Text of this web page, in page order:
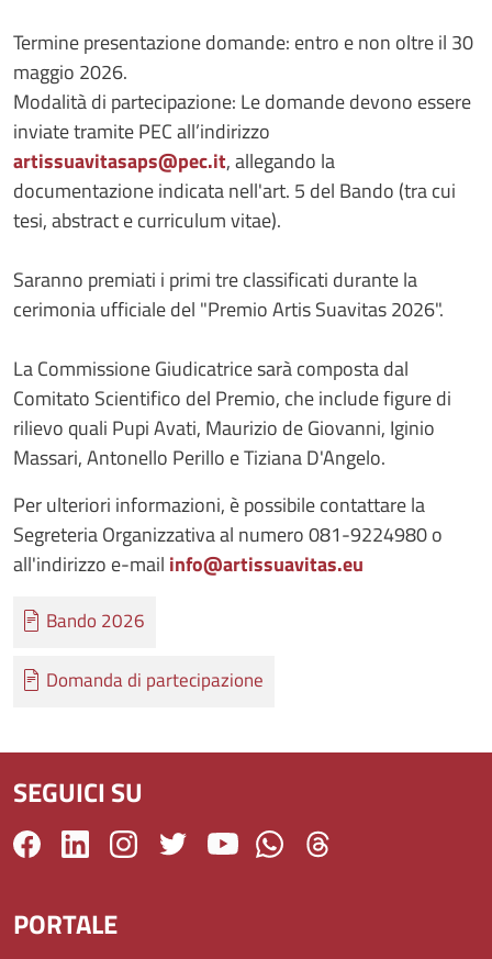
Termine presentazione domande: entro e non oltre il 30
maggio 2026.
Modalità di partecipazione: Le domande devono essere
inviate tramite PEC all’indirizzo
artissuavitasaps@pec.it, allegando la
documentazione indicata nell'art. 5 del Bando (tra cui
tesi, abstract e curriculum vitae).
Saranno premiati i primi tre classificati durante la
cerimonia ufficiale del "Premio Artis Suavitas 2026".
La Commissione Giudicatrice sarà composta dal
Comitato Scientifico del Premio, che include figure di
rilievo quali Pupi Avati, Maurizio de Giovanni, Iginio
Massari, Antonello Perillo e Tiziana D'Angelo.
Per ulteriori informazioni, è possibile contattare la
Segreteria Organizzativa al numero 081-9224980 o
all'indirizzo e-mail info@artissuavitas.eu
Documento
Bando 2026
Documento
Domanda di partecipazione
SEGUICI SU
PORTALE